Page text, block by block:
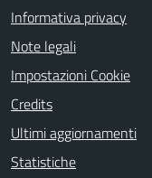
Informativa privacy
Note legali
Impostazioni Cookie
Credits
Ultimi aggiornamenti
Statistiche